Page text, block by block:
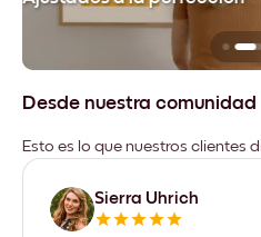
Desde nuestra comunidad
Esto es lo que nuestros clientes
Sierra Uhrich